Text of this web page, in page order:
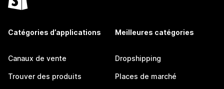
Catégories d’applications
Canaux de vente
Trouver des produits
Meilleures catégories
Dropshipping
Places de marché